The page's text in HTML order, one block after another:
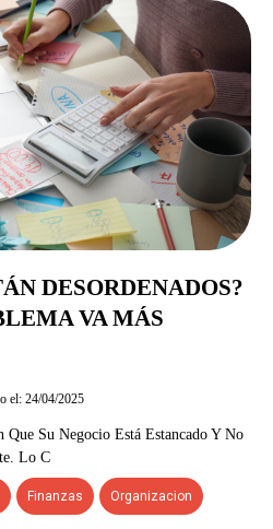
DESORDENADOS?
VA MÁS
el: 24/04/2025
Que Su Negocio Está Estancado Y No
Lo C
Finanzas Organizacion